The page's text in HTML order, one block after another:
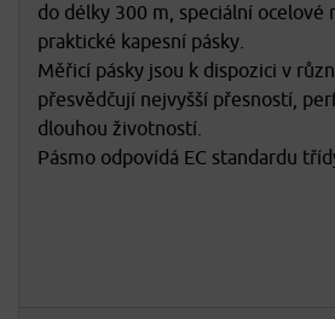
do délky 300 m, speciální ocelové
praktické kapesní pásky.
Měřicí pásky jsou k dispozici v
přesvědčují nejvyšší přesností,
dlouhou životností.
Pásmo odpovídá EC standardu